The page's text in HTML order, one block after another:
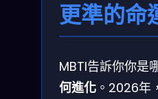
更準的命
MBTI告訴你你是
何進化 。2026年